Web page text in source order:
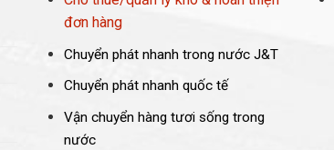
đơn hàng
Chuyển phát nhanh trong nước J&T
Chuyển phát nhanh quốc tế
Vận chuyển hàng tươi sống trong
nước